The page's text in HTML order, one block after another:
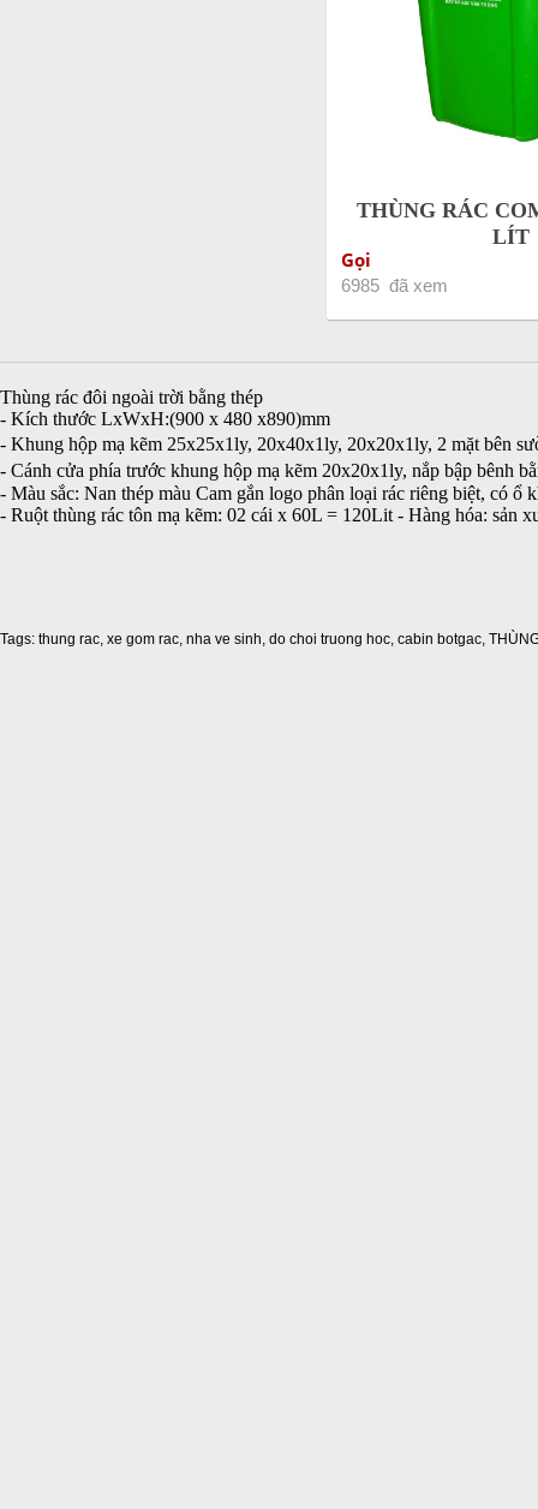
THÙNG RÁC
LÍT
Gọi
6985 đã xem
Thùng rác đôi ngoài trời bằng thép
- Kích thước LxWxH:(900 x 480 x890)mm
- Khung hộp mạ kẽm 25x25x1ly, 20x40x1ly, 20x20x1ly, 2 mặt bên
- Cánh cửa phía trước khung hộp mạ kẽm 20x20x1ly, nắp bập bênh
- Màu sắc: Nan thép màu Cam gắn logo phân loại rác riêng biệt, có ổ
- Ruột thùng rác tôn mạ kẽm: 02 cái x 60L = 120Lit - Hàng hóa: sản
Tags: thung rac, xe gom rac, nha ve sinh, do choi truong hoc, cabin botgac,